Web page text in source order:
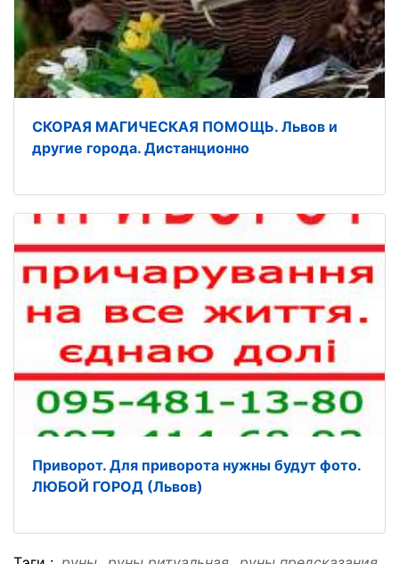
СКОРАЯ МАГИЧЕСКАЯ ПОМОЩЬ. Львов и
другие города. Дистанционно
Приворот. Для приворота нужны будут фото.
ЛЮБОЙ ГОРОД (Львов)